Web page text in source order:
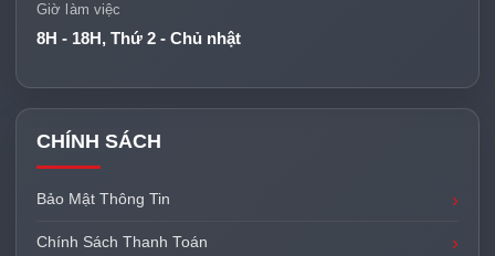
Giờ làm việc
8H - 18H, Thứ 2 - Chủ nhật
CHÍNH SÁCH
Bảo Mật Thông Tin
Chính Sách Thanh Toán